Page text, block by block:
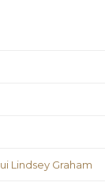
Lindsey Graham